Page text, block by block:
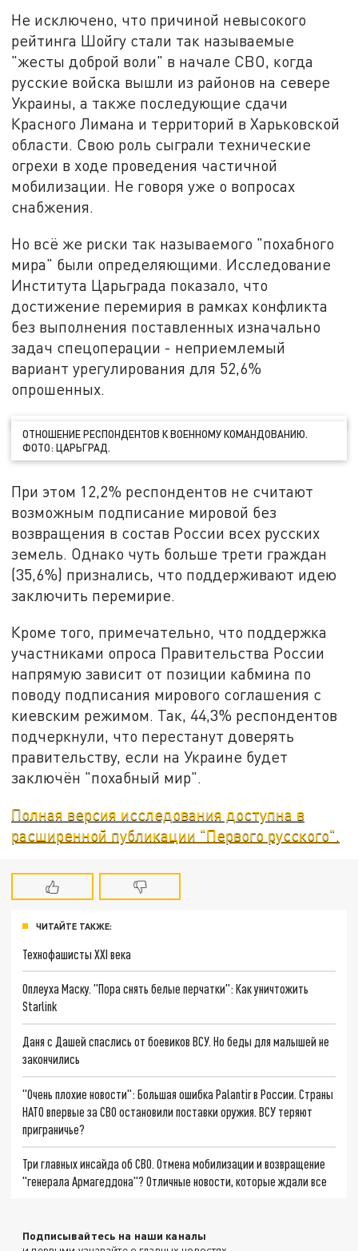
Не исключено, что причиной невысокого
рейтинга Шойгу стали так называемые
"жесты доброй воли" в начале СВО, когда
русские войска вышли из районов на севере
Украины, а также последующие сдачи
Красного Лимана и территорий в Харьковской
области. Свою роль сыграли технические
огрехи в ходе проведения частичной
мобилизации. Не говоря уже о вопросах
снабжения.
Но всё же риски так называемого "похабного
мира" были определяющими. Исследование
Института Царьграда показало, что
достижение перемирия в рамках конфликта
без выполнения поставленных изначально
задач спецоперации - неприемлемый
вариант урегулирования для 52,6%
опрошенных.
ОТНОШЕНИЕ РЕСПОНДЕНТОВ К ВОЕННОМУ КОМАНДОВАНИЮ.
ФОТО: ЦАРЬГРАД.
При этом 12,2% респондентов не считают
возможным подписание мировой без
возвращения в состав России всех русских
земель. Однако чуть больше трети граждан
(35,6%) признались, что поддерживают идею
заключить перемирие.
Кроме того, примечательно, что поддержка
участниками опроса Правительства России
напрямую зависит от позиции кабмина по
поводу подписания мирового соглашения с
киевским режимом. Так, 44,3% респондентов
подчеркнули, что перестанут доверять
правительству, если на Украине будет
заключён "похабный мир".
Полная версия исследования доступна в
расширенной публикации "Первого русского".
ЧИТАЙТЕ ТАКЖЕ:
Технофашисты XXI века
Оплеуха Маску. "Пора снять белые перчатки": Как уничтожить
Starlink
Даня с Дашей спаслись от боевиков ВСУ. Но беды для малышей не
закончились
"Очень плохие новости": Большая ошибка Palantir в России. Страны
НАТО впервые за СВО остановили поставки оружия. ВСУ теряют
приграничье?
Три главных инсайда об СВО. Отмена мобилизации и возвращение
"генерала Армагеддона"? Отличные новости, которые ждали все
Подписывайтесь на наши каналы